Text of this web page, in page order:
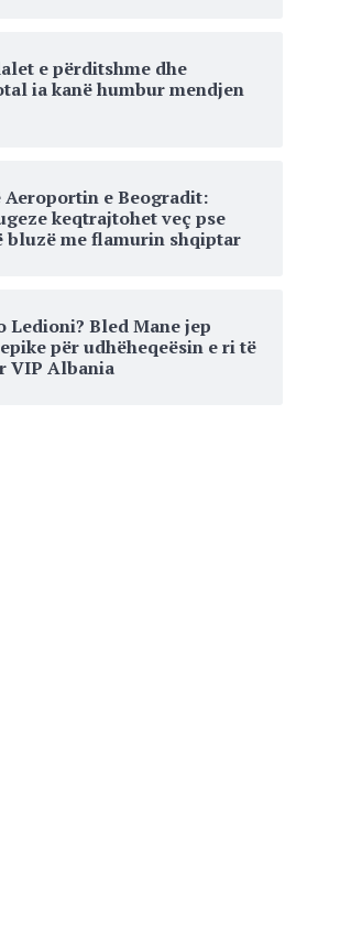
e përditshme dhe
ia kanë humbur mendjen
Aeroportin e Beogradit:
keqtrajtohet veç pse
bluzë me flamurin shqiptar
Ledioni? Bled Mane jep
për udhëheqeësin e ri të
VIP Albania